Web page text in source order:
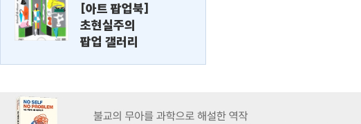
[아트 팝업북]
초현실주의
팝업 갤러리